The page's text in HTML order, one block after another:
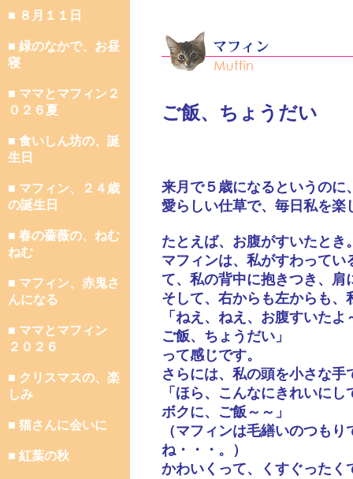
■ ８月１１日
■ 緑のなかで、お昼
寝
■ ママとマフィン２
０２６夏
■ 食いしん坊の、誕
生日
■ マフィン、２４歳
の誕生日
■ 春の薔薇の、ねむ
ねむ
■ マフィン、赤鬼さ
んになる
■ ママとマフィン
２０２６
■ クリスマスの、楽
しみ
■ 猫さんに会いに
■ 紅葉の秋
ご飯、ちょうだい
来月で５歳になるというのに
愛らしい仕草で、毎日私を楽
たとえば、お腹がすいたとき
マフィンは、私がすわって
て、私の背中に抱きつき、肩
そして、右からも左からも
「ねえ、ねえ、お腹すいたよ
ご飯、ちょうだい」
って感じです。
さらには、私の頭を小さな
「ほら、こんなにきれいに
ボクに、ご飯～～」
（マフィンは毛繕いのつも
ね・・・。）
かわいくって、くすぐったく